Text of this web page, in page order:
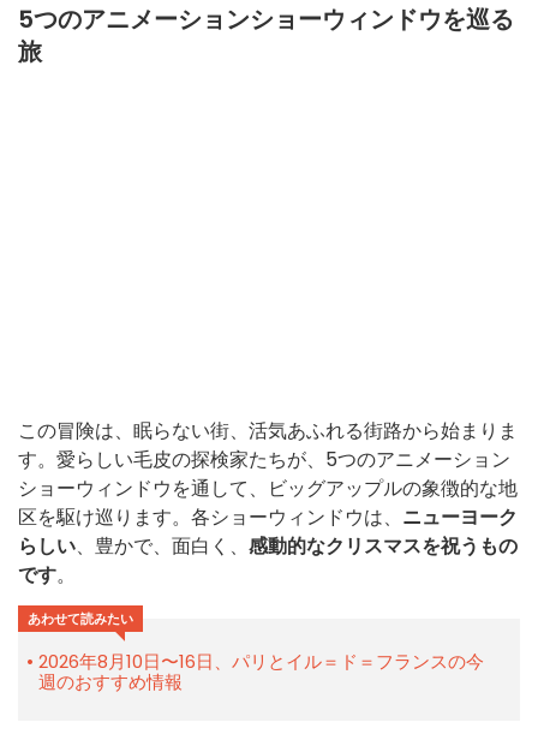
5つのアニメーションショーウィンドウを巡る
旅
この冒険は、眠らない街、活気あふれる街路から始まりま
す。愛らしい毛皮の探検家たちが、5つのアニメーション
ショーウィンドウを通して、ビッグアップルの象徴的な地
区を駆け巡ります。各ショーウィンドウは、 ニューヨーク
らしい、豊かで、面白く、 感動的なクリスマスを祝うもの
です。
あわせて読みたい
2026年8月10日〜16日、パリとイル＝ド＝フランスの今
週のおすすめ情報